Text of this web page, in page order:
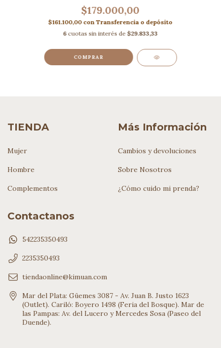
$179.000,00
$161.100,00 con Transferencia o depósito
6 cuotas sin interés de $29.833,33
COMPRAR
TIENDA
Mujer
Hombre
Complementos
Más Información
Cambios y devoluciones
Sobre Nosotros
¿Cómo cuido mi prenda?
Contactanos
542235350493
2235350493
tiendaonline@kimuan.com
Mar del Plata: Güemes 3087 - Av. Juan B. Justo 1623
(Outlet). Cariló: Boyero 1498 (Feria del Bosque). Mar de
las Pampas: Av. del Lucero y Mercedes Sosa (Paseo del
Duende).